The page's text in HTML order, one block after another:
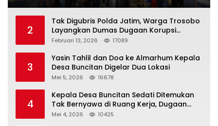
2
Tak Digubris Polda Jatim, Warga Trosobo
Layangkan Dumas Dugaan Korupsi
Oknum DPRD Sidoarjo ke Kapolri
Februari 13, 2026 17089
3
Yasin Tahlil dan Doa ke Almarhum Kepala
Desa Buncitan Digelar Dua Lokasi
Mei 5, 2026 16678
4
Kepala Desa Buncitan Sedati Ditemukan
Tak Bernyawa di Ruang Kerja, Dugaan
Bunuh Diri Menguat
Mei 4, 2026 10425